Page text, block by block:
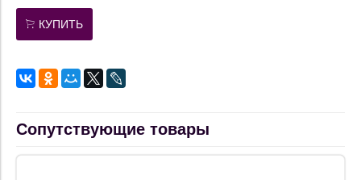
КУПИТЬ
Сопутствующие товары